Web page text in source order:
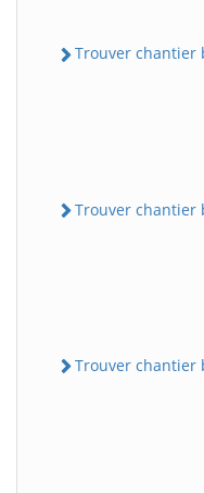
Trouver chantier
Trouver chantier
Trouver chantier